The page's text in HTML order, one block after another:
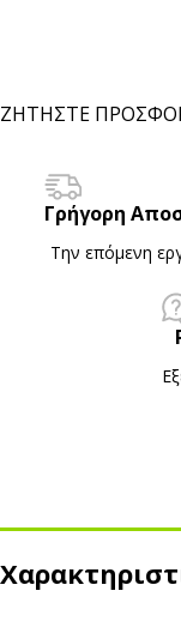
ΖΗΤΗΣΤΕ
Γρήγορη
Την επόμενη